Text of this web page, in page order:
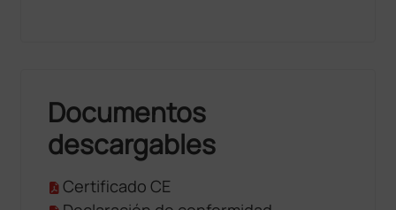
Documentos
descargables
Certificado CE